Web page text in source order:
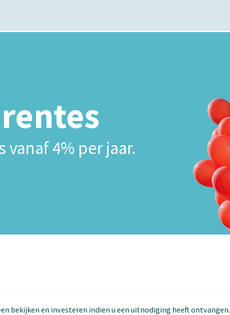
4% per jaar.
bekijken en investeren indien u een uitnodiging heeft ontvangen.